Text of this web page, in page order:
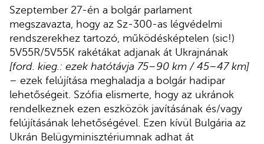
Szeptember 27-én a bolgár parlament
megszavazta, hogy az Sz-300-as légvédelmi
rendszerekhez tartozó, működésképtelen (sic!)
5V55R/5V55K rakétákat adjanak át Ukrajnának
[ford. kieg.: ezek hatótávja 75–90 km / 45–47 km]
– ezek felújítása meghaladja a bolgár hadipar
lehetőségeit. Szófia elismerte, hogy az ukránok
rendelkeznek ezen eszközök javításának és/vagy
felújításának lehetőségével. Ezen kívül Bulgária az
Ukrán Belügyminisztériumnak adhat át